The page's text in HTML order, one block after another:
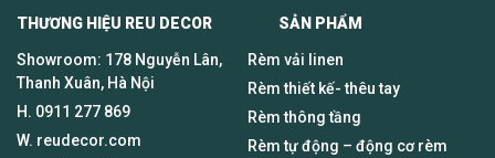
THƯƠNG HIỆU REU DECOR SẢN PHẨM
Showroom: 178 Nguyễn Lân,
Thanh Xuân, Hà Nội
H. 0911 277 869
W. reudecor.com
Rèm vải linen
Rèm thiết kế- thêu tay
Rèm thông tầng
Rèm tự động – động cơ rèm